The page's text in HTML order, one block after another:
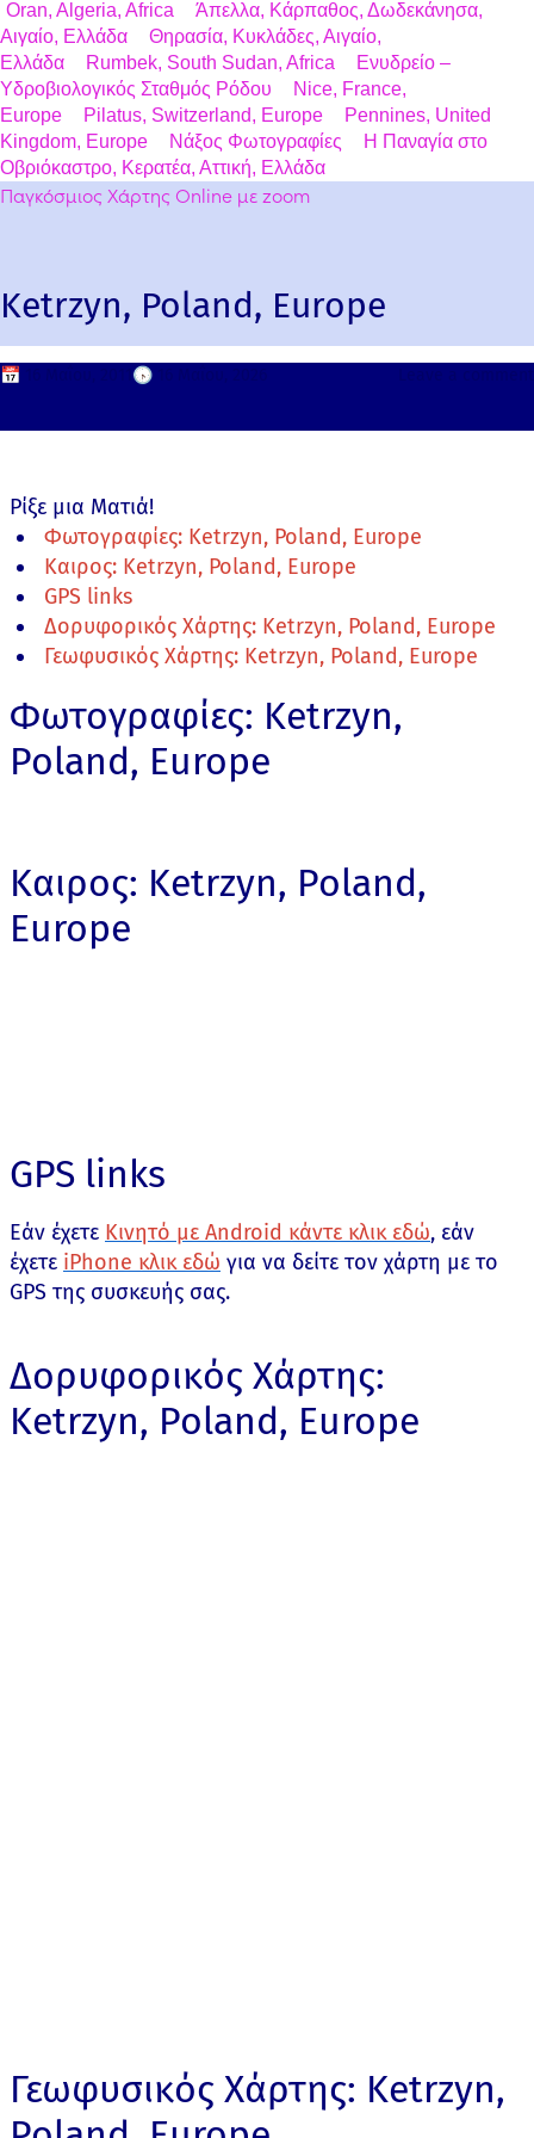
Oran, Algeria, Africa
Άπελλα, Κάρπαθος, Δωδεκάνησα,
Αιγαίο, Ελλάδα
Θηρασία, Κυκλάδες, Αιγαίο,
Ελλάδα
Rumbek, South Sudan, Africa
Ενυδρείο –
Υδροβιολογικός Σταθμός Ρόδου
Nice, France,
Europe
Pilatus, Switzerland, Europe
Pennines, United
Kingdom, Europe
Νάξος Φωτογραφίες
Η Παναγία στο
Οβριόκαστρο, Κερατέα, Αττική, Ελλάδα
Παγκόσμιος Χάρτης Online με zoom
Ketrzyn, Poland, Europe
📅 🕟
Ρίξε μια Ματιά!
Φωτογραφίες: Ketrzyn, Poland, Europe
Καιρος: Ketrzyn, Poland, Europe
GPS links
Δορυφορικός Χάρτης: Ketrzyn, Poland, Europe
Γεωφυσικός Χάρτης: Ketrzyn, Poland, Europe
Φωτογραφίες: Ketrzyn,
Poland, Europe
Καιρος: Ketrzyn, Poland,
Europe
GPS links
Εάν έχετε Κινητό με Android κάντε κλικ εδώ, εάν
έχετε iPhone κλικ εδώ για να δείτε τον χάρτη με το
GPS της συσκευής σας.
Δορυφορικός Χάρτης:
Ketrzyn, Poland, Europe
Γεωφυσικός Χάρτης: Ketrzyn,